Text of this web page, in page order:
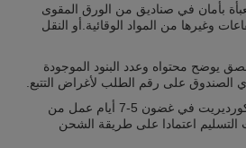
بأمان في صناديق من الورق المقوى
وغيرها من المواد الوقائية.أو النقل
يوضح محتواه وعدد البنود الموجودة
الصندوق على رقم الطلب لأغراض التتبع.
يتم شحن رفوف أفران الكورديريت في غضون 5-7 أيام عمل من
اعتمادا على طريقة الشحن